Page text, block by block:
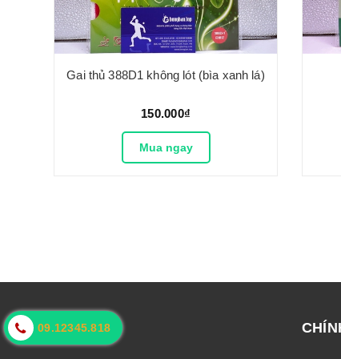
Gai thủ 388D1 không lót (bìa xanh lá)
150.000₫
Mua ngay
LIÊN HỆ
09.12345.818